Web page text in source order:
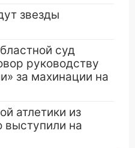
звезды
суд
руководству
за махинации на
атлетики из
выступили на